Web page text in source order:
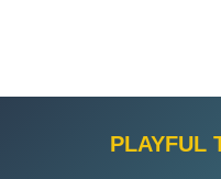
PLAYFUL